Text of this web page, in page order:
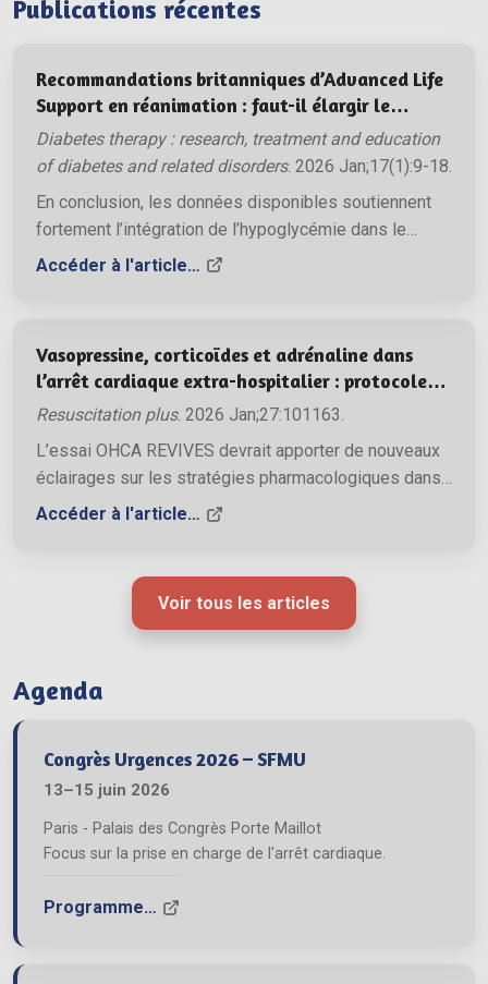
Publications récentes
Recommandations britanniques d’Advanced Life
Support en réanimation : faut-il élargir le
paradigme ?
Diabetes therapy : research, treatment and education
of diabetes and related disorders. 2026 Jan;17(1):9-18.
En conclusion, les données disponibles soutiennent
fortement l’intégration de l’hypoglycémie dans le
cadre des 4H 4T comme une étape essentielle pour
les professionnels de santé disposent des repères
nécessaires pour délivrer le plus haut niveau de soins
lors des manœuvres de réanimation.
Accéder à l'article…
Vasopressine, corticoïdes et adrénaline dans
l’arrêt cardiaque extra-hospitalier : protocole
d’un essai randomisé contrôlé (essai OHCA
Resuscitation plus. 2026 Jan;27:101163.
L’essai OHCA REVIVES devrait apporter de nouveaux
éclairages sur les stratégies pharmacologiques dans
le traitement de l’arrêt cardiaque extra-hospitalier.
Accéder à l'article…
Voir tous les articles
Agenda
Congrès Urgences 2026 – SFMU
13–15 juin 2026
Paris - Palais des Congrès Porte Maillot
Focus sur la prise en charge de l'arrêt cardiaque.
Programme…